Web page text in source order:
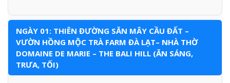
NGÀY 01: THIÊN ĐƯỜNG SĂN MÂY CẦU ĐẤT –
VƯỜN HỒNG MỘC TRÀ FARM ĐÀ LẠT– NHÀ THỜ
DOMAINE DE MARIE – THE BALI HILL (ĂN SÁNG,
TRƯA, TỐI)